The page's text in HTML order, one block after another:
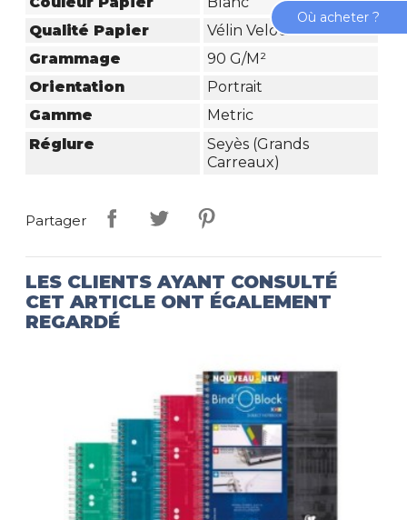
Qualité Papier
Vélin Velouté
Grammage
90 G/m²
Orientation
Portrait
Gamme
Metric
Réglure
Seyès (grands
Carreaux)
Partager
LES CLIENTS AYANT CONSULTÉ
CET ARTICLE ONT ÉGALEMENT
REGARDÉ
Où acheter ?